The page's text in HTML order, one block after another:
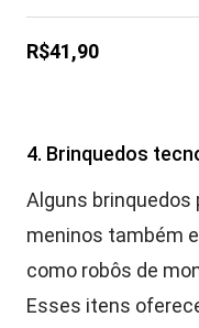
R$41,90
4. Brinquedos
Alguns brinquedos
meninos também
como robôs de
Esses itens